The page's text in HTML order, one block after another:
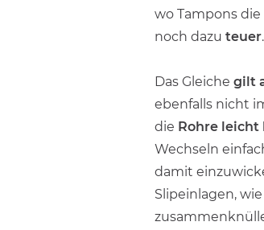
wo Tampons
noch dazu teuer
Das Gleiche gilt
ebenfalls nicht
die Rohre leicht
Wechseln
damit
Slipeinlagen,